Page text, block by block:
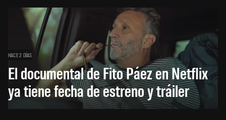
HACE 2 DÍAS
El documental de Fito Páez en Netflix
ya tiene fecha de estreno y tráiler